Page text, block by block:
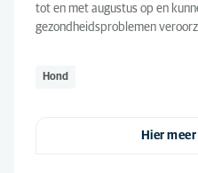
tot en met augustus op en
gezondheidsproblemen
Hond
Hier